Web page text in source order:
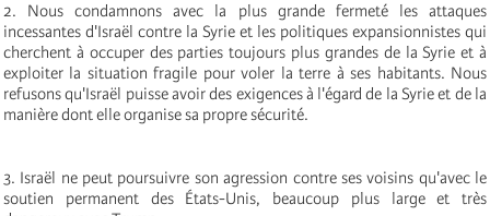
2. Nous condamnons avec la plus grande fermeté les attaques
incessantes d'Israël contre la Syrie et les politiques expansionnistes qui
cherchent à occuper des parties toujours plus grandes de la Syrie et à
exploiter la situation fragile pour voler la terre à ses habitants. Nous
refusons qu'Israël puisse avoir des exigences à l'égard de la Syrie et de la
manière dont elle organise sa propre sécurité.
3. Israël ne peut poursuivre son agression contre ses voisins qu'avec le
soutien permanent des États-Unis, beaucoup plus large et très